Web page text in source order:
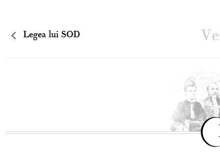
Legea lui SOD